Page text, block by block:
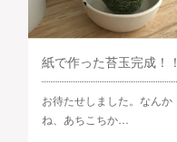
紙で作った苔玉完成！！
お待たせしました。なんか
ね、あちこちか…